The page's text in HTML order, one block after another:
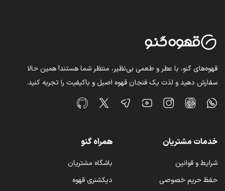
قهوه‌های گنو، با عطر و طعمی بی‌نظیر، منتظر شما هستند! همین حالا
سفارش دهید و لذت یک فنجان قهوه اصیل و باکیفیت را تجربه کنید.
خدمات مشتریان
شرایط و قوانین
حفظ حریم خصوصی
همراه گنو
باشگاه مشتریان
دیکشنری قهوه